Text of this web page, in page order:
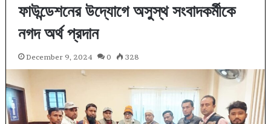
ফাউন্ডেশনের উদ্যোগে অসুস্থ সংবাদকর্মীকে
নগদ অর্থ প্রদান
December 9, 2024 0 328